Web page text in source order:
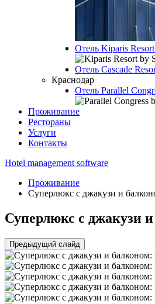
Отель Kiparis
Отель Cascade
Краснодар
Отель Parallel
Проживание
Рестораны
Услуги
Контакты
Hotel management software
Проживание
Суперлюкс с джакузи и
Суперлюкс с джакузи
Предыдущий слайд